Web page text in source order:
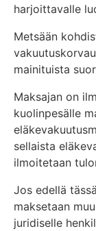
harjoittavalle
Metsään
mainituista
Maksajan on
kuolinpesälle
sellaista
ilmoitetaan
Jos edellä
maksetaan
juridiselle